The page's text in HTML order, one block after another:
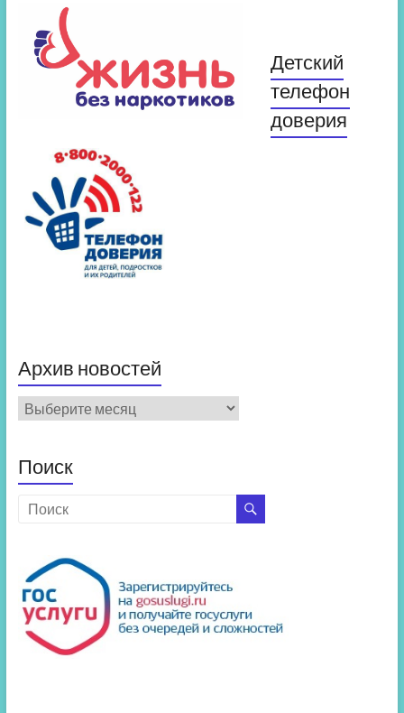
Детский
телефон
доверия
Архив новостей
Архив
новостей
Поиск